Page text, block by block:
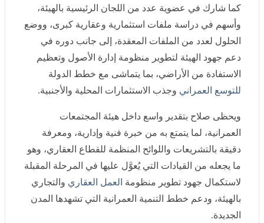
كما شارك في عضوية عدد من اللجان الرئيسية بالهيئة،
وأسهم في دراسة ملفات استثمارية وعقارية كبرى، ووضع
الحلول لعدد من الملفات المعقدة، إلى جانب دوره في دعم
جهود الهيئة لتطوير منظومة إدارة الأصول وتعظيم الاستفادة
من الأراضي، بما يتماشى مع خطط الدولة
للتوسع العمراني
وجذب الاستثمارات المحلية والأجنبية.
ويحظى صلاح بتقدير واسع داخل هيئة المجتمعات العمرانية،
لما يتمتع به من خبرة فنية وإدارية، ومعرفة دقيقة
بالتشريعات واللوائح المنظمة للقطاع العقاري، وهو ما يجعله
من القيادات التي يُعوَّل عليها في المرحلة المقبلة لاستكمال
جهود تطوير منظومة
العمل العقاري
والتجاري بالهيئة، ودعم
خطط التنمية العمرانية التي تشهدها المدن الجديدة.